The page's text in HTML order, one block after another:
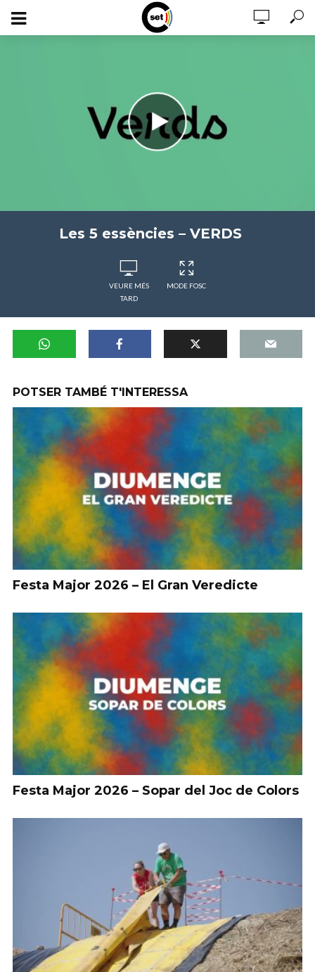
Les 5 essències – VERDS
VEURE MÉS
TARD
MODE FOSC
POTSER TAMBÉ T'INTERESSA
Festa Major 2026 – El Gran Veredicte
Festa Major 2026 – Sopar del Joc de Colors